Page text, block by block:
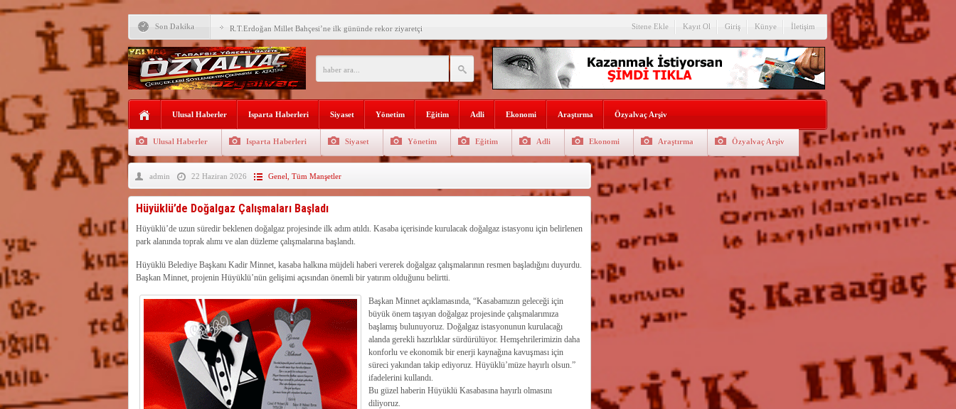
Son Dakika R.T.Erdoğan Millet Bahçesi’ne ilk gününde rekor ziyaretçi
YALVAÇ’TA LGS BAŞARISININ ADI: AKDENİZ
EĞİTİM KURUMLARI
Fırsatları Avantaja Dönüştürecek Fuar: Yapısparta
TOKİ, Isparta’da 9 Gayrimenkulü Açık Artırmayla Satışa
Sunacak
İleği ile Kurusarı arasına sathi kaplama yapıldı
Yalvaç’ta LGS Başarısı Yükselişini Sürdürüyor
Uyaroğlu’nun konukları Özel, Tüfekçi ve Bayar
Bağkonak Muhtarı Başoda’dan masa başı haberlere karşı
açıklama
Sitene Ekle Kayıt Ol Giriş Künye İletişim
Ulusal Haberler Isparta Haberleri Siyaset Yönetim Eğitim Adli Ekonomi Araştırma Özyalvaç Arşiv
Ulusal Haberler Isparta Haberleri Siyaset Yönetim Eğitim Adli Ekonomi Araştırma Özyalvaç Arşiv
admin 22 Haziran 2026 Genel Tüm Manşetler
Hüyüklü’de Doğalgaz Çalışmaları Başladı
Hüyüklü’de uzun süredir beklenen doğalgaz projesinde ilk adım atıldı. Kasaba içerisinde kurulacak doğalgaz istasyonu için belirlenen
park alanında toprak alımı ve alan düzleme çalışmalarına başlandı.
Hüyüklü Belediye Başkanı Kadir Minnet, kasaba halkına müjdeli haberi vererek doğalgaz çalışmalarının resmen başladığını duyurdu.
Başkan Minnet, projenin Hüyüklü’nün gelişimi açısından önemli bir yatırım olduğunu belirtti.
Başkan Minnet açıklamasında, “Kasabamızın geleceği için
büyük önem taşıyan doğalgaz projesinde çalışmalarımıza
başlamış bulunuyoruz. Doğalgaz istasyonunun kurulacağı
alanda gerekli hazırlıklar sürdürülüyor. Hemşehrilerimizin daha
konforlu ve ekonomik bir enerji kaynağına kavuşması için
süreci yakından takip ediyoruz. Hüyüklü’müze hayırlı olsun.”
ifadelerini kullandı.
Bu güzel haberin Hüyüklü Kasabasına hayırlı olmasını
diliyoruz.